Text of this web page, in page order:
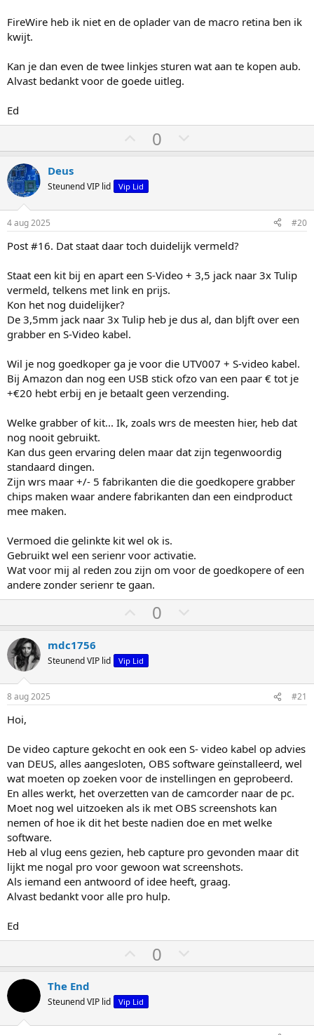
FireWire heb ik niet en de oplader van de macro retina ben ik
kwijt.
Kan je dan even de twee linkjes sturen wat aan te kopen aub.
Alvast bedankt voor de goede uitleg.
Ed
t
m
o
h
o
o
g
0
t
o
l
a
a
g
Deus
Steunend VIP lid Vip Lid
4 aug 2025 #20
Post #16. Dat staat daar toch duidelijk vermeld?
Staat een kit bij en apart een S-Video + 3,5 jack naar 3x Tulip
vermeld, telkens met link en prijs.
Kon het nog duidelijker?
De 3,5mm jack naar 3x Tulip heb je dus al, dan bljft over een
grabber en S-Video kabel.
Wil je nog goedkoper ga je voor die UTV007 + S-video kabel.
Bij Amazon dan nog een USB stick ofzo van een paar € tot je
+€20 hebt erbij en je betaalt geen verzending.
Welke grabber of kit... Ik, zoals wrs de meesten hier, heb dat
nog nooit gebruikt.
Kan dus geen ervaring delen maar dat zijn tegenwoordig
standaard dingen.
Zijn wrs maar +/- 5 fabrikanten die die goedkopere grabber
chips maken waar andere fabrikanten dan een eindproduct
mee maken.
Vermoed die gelinkte kit wel ok is.
Gebruikt wel een serienr voor activatie.
Wat voor mij al reden zou zijn om voor de goedkopere of een
andere zonder serienr te gaan.
t
m
o
h
o
g
0
t
o
l
a
g
mdc1756
Steunend VIP lid Vip Lid
8 aug 2025 #21
Hoi,
De video capture gekocht en ook een S- video kabel op advies
van DEUS, alles aangesloten, OBS software geïnstalleerd, wel
wat moeten op zoeken voor de instellingen en geprobeerd.
En alles werkt, het overzetten van de camcorder naar de pc.
Moet nog wel uitzoeken als ik met OBS screenshots kan
nemen of hoe ik dit het beste nadien doe en met welke
software.
Heb al vlug eens gezien, heb capture pro gevonden maar dit
lijkt me nogal pro voor gewoon wat screenshots.
Als iemand een antwoord of idee heeft, graag.
Alvast bedankt voor alle pro hulp.
Ed
t
m
o
0
t
o
The End
Steunend VIP lid Vip Lid